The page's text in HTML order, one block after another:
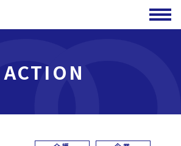
ACTION